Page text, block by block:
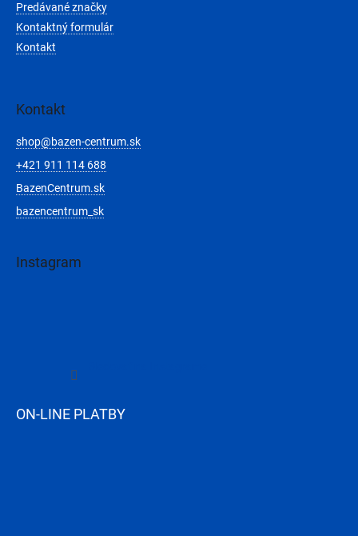
Predávané značky
Kontaktný formulár
Kontakt
Kontakt
shop@bazen-centrum.sk
+421 911 114 688
BazenCentrum.sk
bazencentrum_sk
Instagram
ON-LINE PLATBY